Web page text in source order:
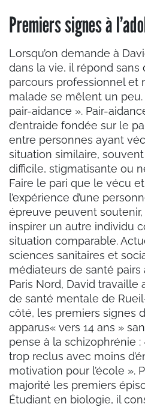
Premiers signes à
Lorsqu’on demande à
dans la vie, il répond sans
parcours professionnel et
malade se mêlent un peu.
pair-aidance ». Pair-
d’entraide fondée sur le
entre personnes ayant
situation similaire,
difficile, stigmatisante ou
Faire le pari que le vécu
l’expérience d’une
épreuve peuvent
inspirer un autre individu
situation comparable.
sciences sanitaires et
médiateurs de santé pairs
Paris Nord, David travaille
de santé mentale de
côté, les premiers signes
apparus« vers 14 ans »
pense à la schizophrénie
trop reclus avec moins
motivation pour l’école ».
majorité les premiers
Étudiant en biologie, il